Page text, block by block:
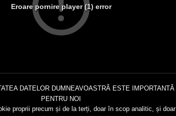
DATELOR DUMNEAVOASTRĂ ESTE IMPORTANTĂ
PENTRU NOI
proprii precum și de la terți, doar în scop analitic, și doar
Eroare pornire player (1) error